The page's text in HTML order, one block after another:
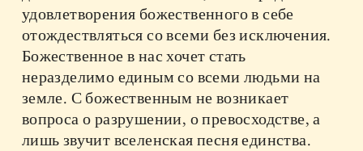
удовлетворения божественного в себе
отождествляться со всеми без исключения.
Божественное в нас хочет стать
неразделимо единым со всеми людьми на
земле. С божественным не возникает
вопроса о разрушении, о превосходстве, а
лишь звучит вселенская песня единства.